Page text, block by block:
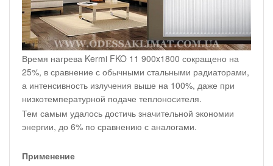
Время нагрева Kermi FKO 11 900x1800 сокращено на
25%, в сравнение с обычными стальными радиаторами,
а интенсивность излучения выше на 100%, даже при
низкотемпературной подаче теплоносителя.
Тем самым удалось достичь значительной экономии
энергии, до 6% по сравнению с аналогами.
Применение